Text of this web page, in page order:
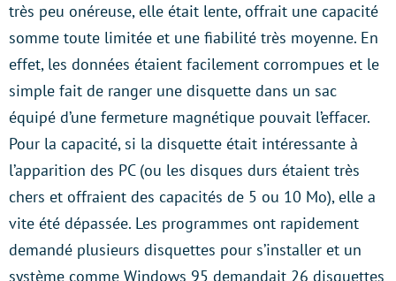
très peu onéreuse, elle était lente, offrait une capacité
somme toute limitée et une fiabilité très moyenne. En
effet, les données étaient facilement corrompues et le
simple fait de ranger une disquette dans un sac
équipé d’une fermeture magnétique pouvait l’effacer.
Pour la capacité, si la disquette était intéressante à
l’apparition des PC (ou les disques durs étaient très
chers et offraient des capacités de 5 ou 10 Mo), elle a
vite été dépassée. Les programmes ont rapidement
demandé plusieurs disquettes pour s’installer et un
système comme Windows 95 demandait 26 disquettes